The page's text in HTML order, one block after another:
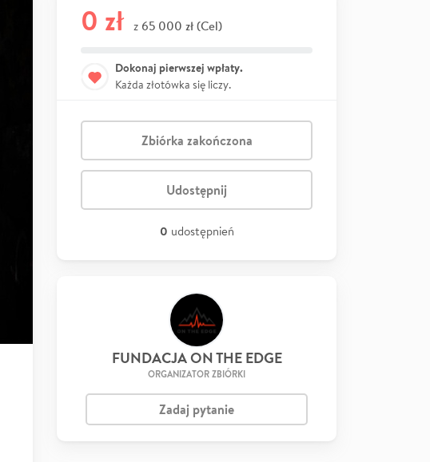
0 zł z 65 000 zł (Cel)
Dokonaj pierwszej wpłaty.
Każda złotówka się liczy.
Zbiórka zakończona
Udostępnij
0 udostępnień
FUNDACJA ON THE EDGE
ORGANIZATOR ZBIÓRKI
Zadaj pytanie